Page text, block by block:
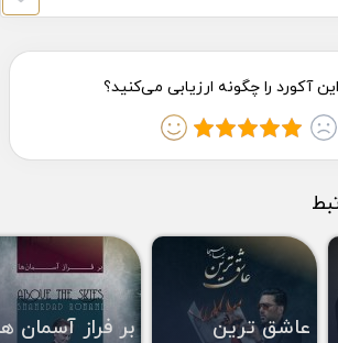
عاشق ترین بر فراز آسمان